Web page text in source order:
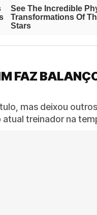
FAZ
mas deixou
treinador na